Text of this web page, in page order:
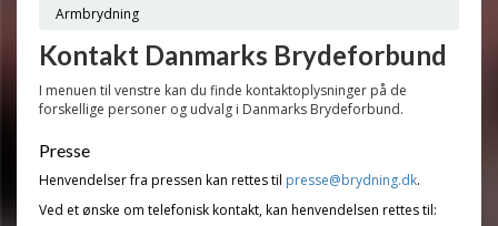
Armbrydning
Kontakt Danmarks Brydeforbund
I menuen til venstre kan du finde kontaktoplysninger på de
forskellige personer og udvalg i Danmarks Brydeforbund.
Presse
Henvendelser fra pressen kan rettes til presse@brydning.dk.
Ved et ønske om telefonisk kontakt, kan henvendelsen rettes til: